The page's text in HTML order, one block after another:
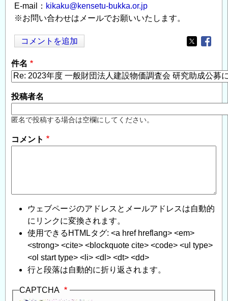
E-mail： kikaku@kensetu-bukka.or.jp
※お問い合わせはメールでお願いいたします。
コメントを追加
Opens in
件名
投稿者名
匿名で投稿する場合は空欄にしてください。
コメント
ウェブページのアドレスとメールアドレスは自動的
にリンクに変換されます。
使用できるHTMLタグ: <a href hreflang> <em>
<strong> <cite> <blockquote cite> <code> <ul type>
<ol start type> <li> <dl> <dt> <dd>
行と段落は自動的に折り返されます。
CAPTCHA